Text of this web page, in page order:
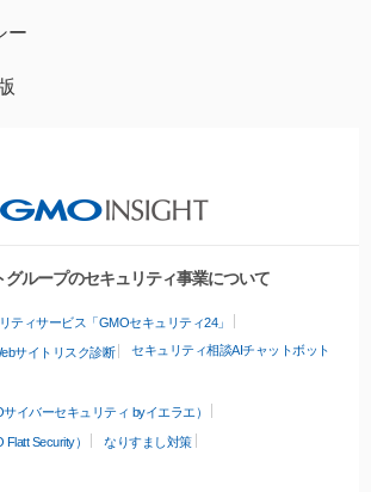
ー
ループのセキュリティ事業について
ティサービス「GMOセキュリティ24」
サイトリスク診断 セキュリティ相談AIチャットボット
イバーセキュリティ byイエラエ）
Security）
なりすまし対策